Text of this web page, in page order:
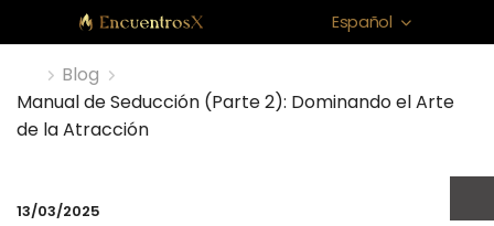
Español
Blog
Manual de Seducción (Parte 2): Dominando el Arte
de la Atracción
13/03/2025